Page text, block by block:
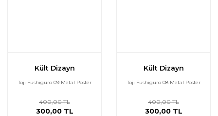
Kült Dizayn
Toji Fushiguro 09 Metal Poster
400,00 TL
300,00 TL
Kült Dizayn
Toji Fushiguro 08 Metal Poster
400,00 TL
300,00 TL